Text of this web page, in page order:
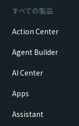
すべての製品
Action Center
Agent Builder
AI Center
Apps
Assistant